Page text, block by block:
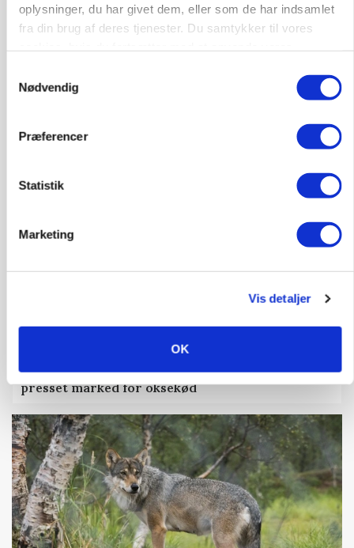
oplysninger, du har givet dem, eller som de har indsamlet
fra din brug af deres tjenester. Du samtykker til vores
Nødvendig
Præferencer
Statistik
Marketing
Vis detaljer
OK
Annonce
PLANTER
skadedyrsrisici
Uændret notering: Spæde lyspunkter i fortsat
presset marked for oksekød